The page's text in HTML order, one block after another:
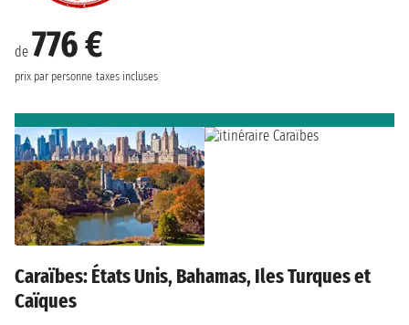
de 776 €
prix par personne taxes incluses
Caraïbes: États Unis, Bahamas, Iles Turques et
Caïques